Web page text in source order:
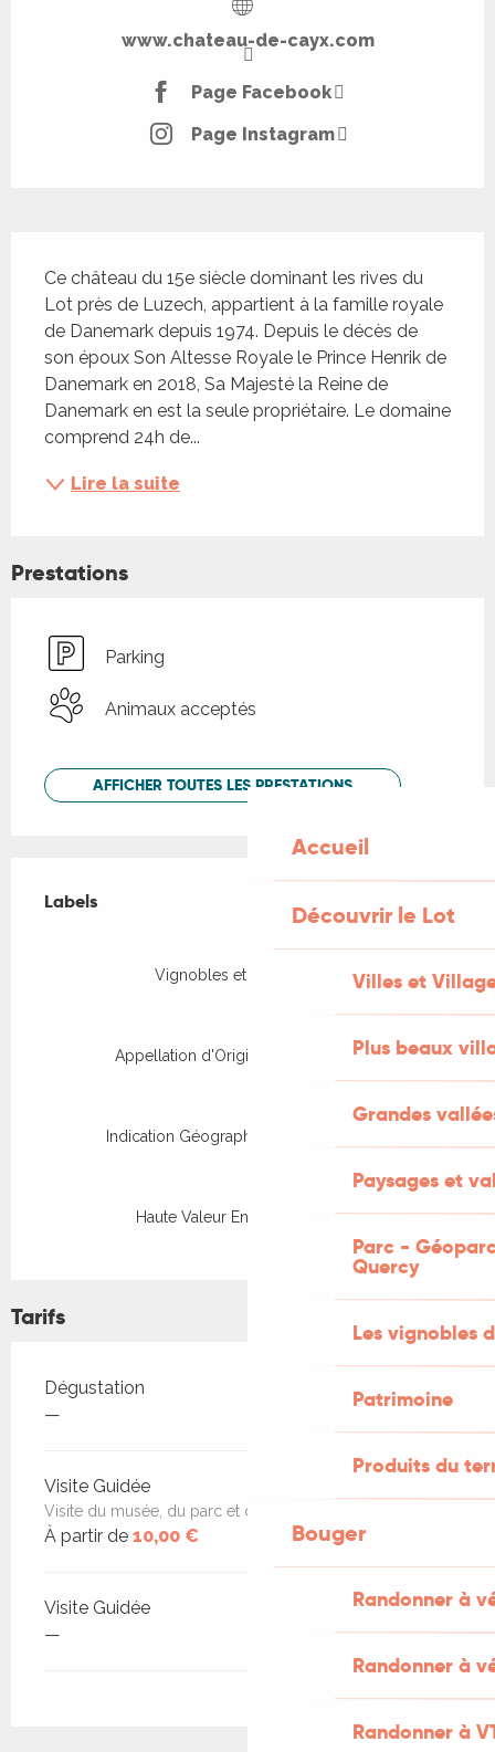
Accueil
Découvrir le Lot
Villes et
Plus beaux
Grandes
Paysages et
Parc -
Quercy
Les vignobles
Patrimoine
Produits du
Bouger
Randonner à
Randonner à
Randonner à
www.chateau-de-cayx.com
Page Facebook
Page Instagram
Ce château du 15e siècle dominant les rives du
Lot près de Luzech, appartient à la famille royale
de Danemark depuis 1974. Depuis le décès de
son époux Son Altesse Royale le Prince Henrik de
Danemark en 2018, Sa Majesté la Reine de
Danemark en est la seule propriétaire. Le domaine
comprend 24h de...
Lire la suite
Prestations
Parking
Animaux acceptés
AFFICHER TOUTES LES PRESTATIONS
Offres de prestations
Labels
Labels
Vignobles et Découvertes
Appellation d'Origine Protégée (AOP)
Indication Géographique Protégée (IGP)
Haute Valeur Environnementale
Tarifs
Tarifs 2026
Dégustation
—
Visite Guidée
Visite du musée, du parc et du chai
À partir de 10,00 €
Visite Guidée
—